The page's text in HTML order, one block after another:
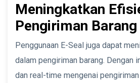
Meningkatkan
Pengiriman Barang
Penggunaan E-Seal juga dapat
dalam pengiriman barang. Dengan
dan real-time mengenai